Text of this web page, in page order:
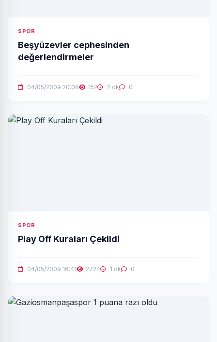
SPOR
Beşyüzevler cephesinden
değerlendirmeler
04/05/2009 20:08 152 2 dk 0
SPOR
Play Off Kuraları Çekildi
04/05/2009 16:41 2724 1 dk 0